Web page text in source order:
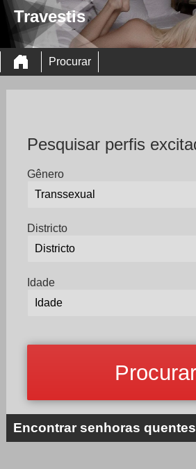
Travestis
Procurar
Pesquisar perfis
Gênero
Districto
Idade
Encontrar senhoras